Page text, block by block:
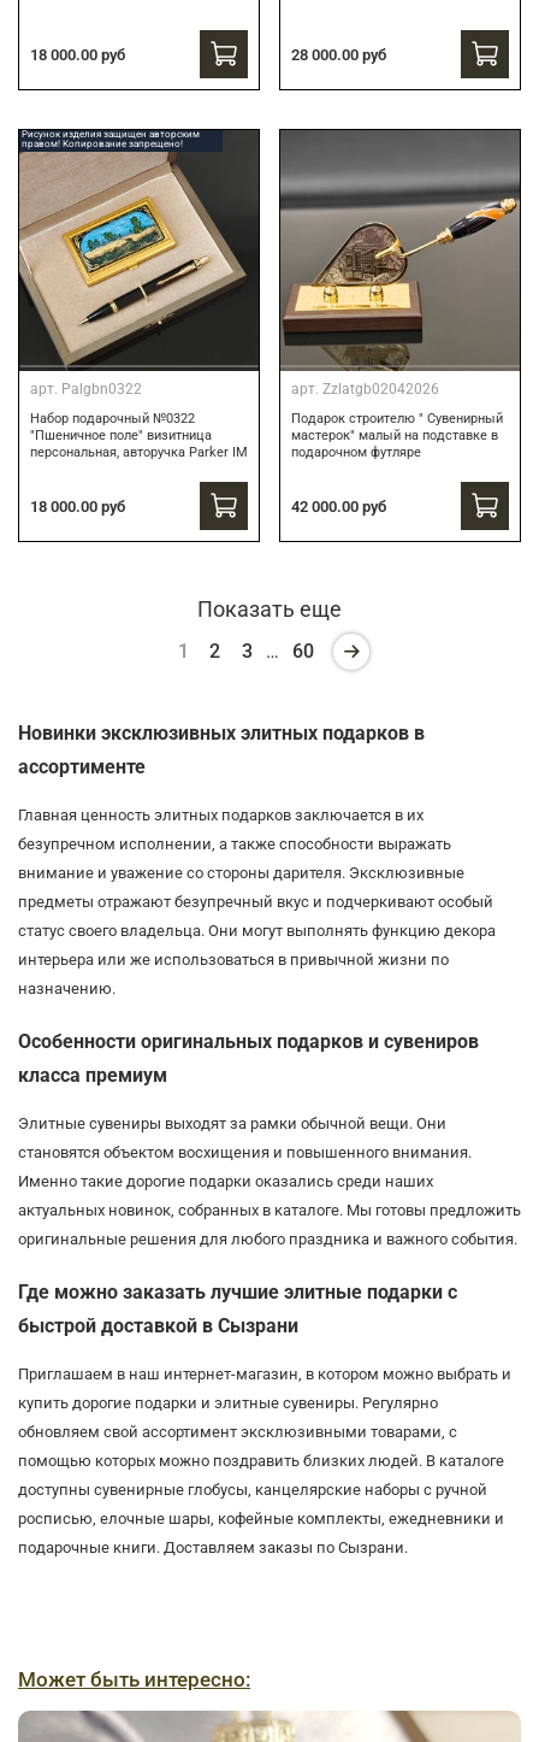
18 000.00 руб 28 000.00 руб
Рисунок изделия защищен авторским
правом! Копирование запрещено!
арт. Palgbn0322
Набор подарочный №0322
"Пшеничное поле" визитница
персональная, авторучка Parker IM
18 000.00 руб
арт. Zzlatgb02042026
Подарок строителю " Сувенирный
мастерок" малый на подставке в
подарочном футляре
42 000.00 руб
Показать еще
1 2 3 … 60
Новинки эксклюзивных элитных подарков в
ассортименте
Главная ценность элитных подарков заключается в их
безупречном исполнении, а также способности выражать
внимание и уважение со стороны дарителя. Эксклюзивные
предметы отражают безупречный вкус и подчеркивают особый
статус своего владельца. Они могут выполнять функцию декора
интерьера или же использоваться в привычной жизни по
назначению.
Особенности оригинальных подарков и сувениров
класса премиум
Элитные сувениры выходят за рамки обычной вещи. Они
становятся объектом восхищения и повышенного внимания.
Именно такие дорогие подарки оказались среди наших
актуальных новинок, собранных в каталоге. Мы готовы предложить
оригинальные решения для любого праздника и важного события.
Где можно заказать лучшие элитные подарки с
быстрой доставкой в Сызрани
Приглашаем в наш интернет-магазин, в котором можно выбрать и
купить дорогие подарки и элитные сувениры. Регулярно
обновляем свой ассортимент эксклюзивными товарами, с
помощью которых можно поздравить близких людей. В каталоге
доступны сувенирные глобусы, канцелярские наборы с ручной
росписью, елочные шары, кофейные комплекты, ежедневники и
подарочные книги. Доставляем заказы по Сызрани.
Может быть интересно: